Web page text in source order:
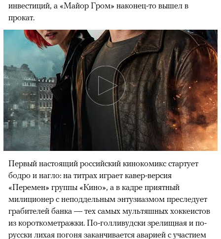
инвестиций, а «Майор Гром» наконец-то вышел в
прокат.
Первый настоящий российский кинокомикс стартует
бодро и нагло: на титрах играет кавер-версия
«Перемен» группы «Кино», а в кадре приятный
милиционер с неподдельным энтузиазмом преследует
грабителей банка — тех самых мультяшных хоккеистов
из короткометражки. По-голливудски зрелищная и по-
русски лихая погоня заканчивается аварией с участием